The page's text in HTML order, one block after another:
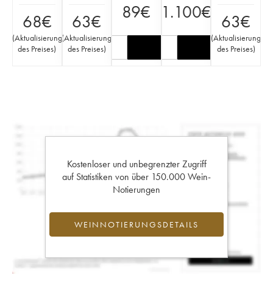
68€
(Aktualisierung
des Preises)
63€
(Aktualisierung
des Preises)
89€ 1.100€ 63€
(Aktualisierung
des Preises)
Kostenloser und unbegrenzter Zugriff
auf Statistiken von über 150.000 Wein-
Notierungen
WEINNOTIERUNGSDETAILS